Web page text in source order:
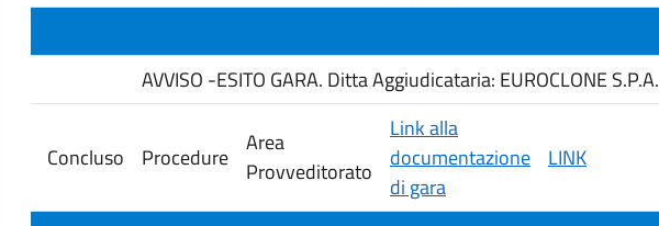
AVVISO -ESITO GARA. Ditta Aggiudicataria: EUROCLONE S.P.A.
Concluso Procedure
Area
Provveditorato
Link alla
documentazione
di gara
LINK